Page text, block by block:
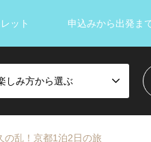
ット 申込みから出発ま
しみ方から選ぶ
の乱！京都1泊2日の旅